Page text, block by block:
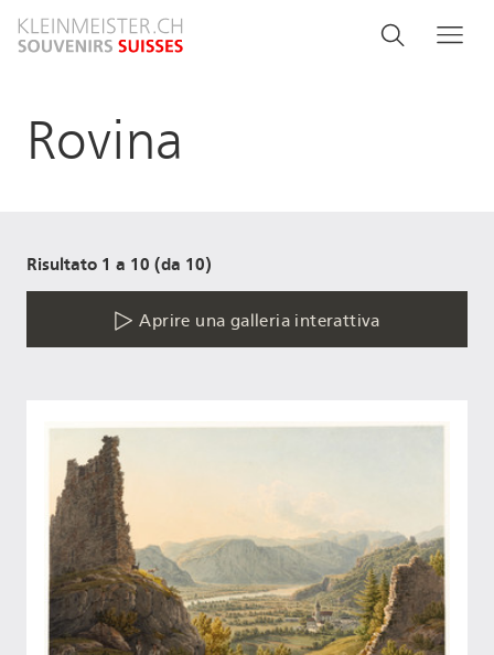
Search
Cerca
Rovina
Risultato 1 a 10 (da 10)
Aprire una galleria interattiva